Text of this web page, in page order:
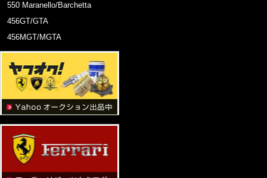
550 Maranello/Barchetta
456GT/GTA
456MGT/MGTA